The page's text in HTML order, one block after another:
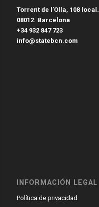
Torrent de l’Olla, 108 local.
08012. Barcelona
+34 932 847 723
info@statebcn.com
INFORMACIÓN LEGAL
Política de privacidad